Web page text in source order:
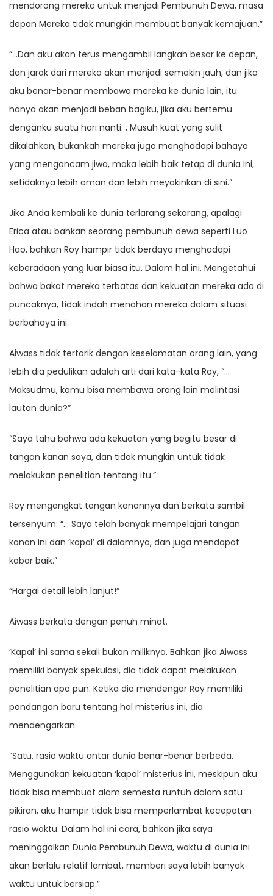
mendorong mereka untuk menjadi Pembunuh Dewa, masa
depan Mereka tidak mungkin membuat banyak kemajuan.”
“…Dan aku akan terus mengambil langkah besar ke depan,
dan jarak dari mereka akan menjadi semakin jauh, dan jika
aku benar-benar membawa mereka ke dunia lain, itu
hanya akan menjadi beban bagiku, jika aku bertemu
denganku suatu hari nanti. , Musuh kuat yang sulit
dikalahkan, bukankah mereka juga menghadapi bahaya
yang mengancam jiwa, maka lebih baik tetap di dunia ini,
setidaknya lebih aman dan lebih meyakinkan di sini.”
Jika Anda kembali ke dunia terlarang sekarang, apalagi
Erica atau bahkan seorang pembunuh dewa seperti Luo
Hao, bahkan Roy hampir tidak berdaya menghadapi
keberadaan yang luar biasa itu. Dalam hal ini, Mengetahui
bahwa bakat mereka terbatas dan kekuatan mereka ada di
puncaknya, tidak indah menahan mereka dalam situasi
berbahaya ini.
Aiwass tidak tertarik dengan keselamatan orang lain, yang
lebih dia pedulikan adalah arti dari kata-kata Roy, “…
Maksudmu, kamu bisa membawa orang lain melintasi
lautan dunia?”
“Saya tahu bahwa ada kekuatan yang begitu besar di
tangan kanan saya, dan tidak mungkin untuk tidak
melakukan penelitian tentang itu.”
Roy mengangkat tangan kanannya dan berkata sambil
tersenyum: “… Saya telah banyak mempelajari tangan
kanan ini dan ‘kapal’ di dalamnya, dan juga mendapat
kabar baik.”
“Hargai detail lebih lanjut!”
Aiwass berkata dengan penuh minat.
‘Kapal’ ini sama sekali bukan miliknya. Bahkan jika Aiwass
memiliki banyak spekulasi, dia tidak dapat melakukan
penelitian apa pun. Ketika dia mendengar Roy memiliki
pandangan baru tentang hal misterius ini, dia
mendengarkan.
“Satu, rasio waktu antar dunia benar-benar berbeda.
Menggunakan kekuatan ‘kapal’ misterius ini, meskipun aku
tidak bisa membuat alam semesta runtuh dalam satu
pikiran, aku hampir tidak bisa memperlambat kecepatan
rasio waktu. Dalam hal ini cara, bahkan jika saya
meninggalkan Dunia Pembunuh Dewa, waktu di dunia ini
akan berlalu relatif lambat, memberi saya lebih banyak
waktu untuk bersiap.”